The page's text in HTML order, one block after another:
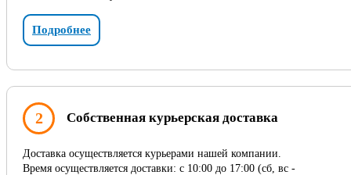
Подробнее
2 Собственная курьерская доставка
Доставка осуществляется курьерами нашей компании.
Время осуществляется доставки: с 10:00 до 17:00 (сб, вс -